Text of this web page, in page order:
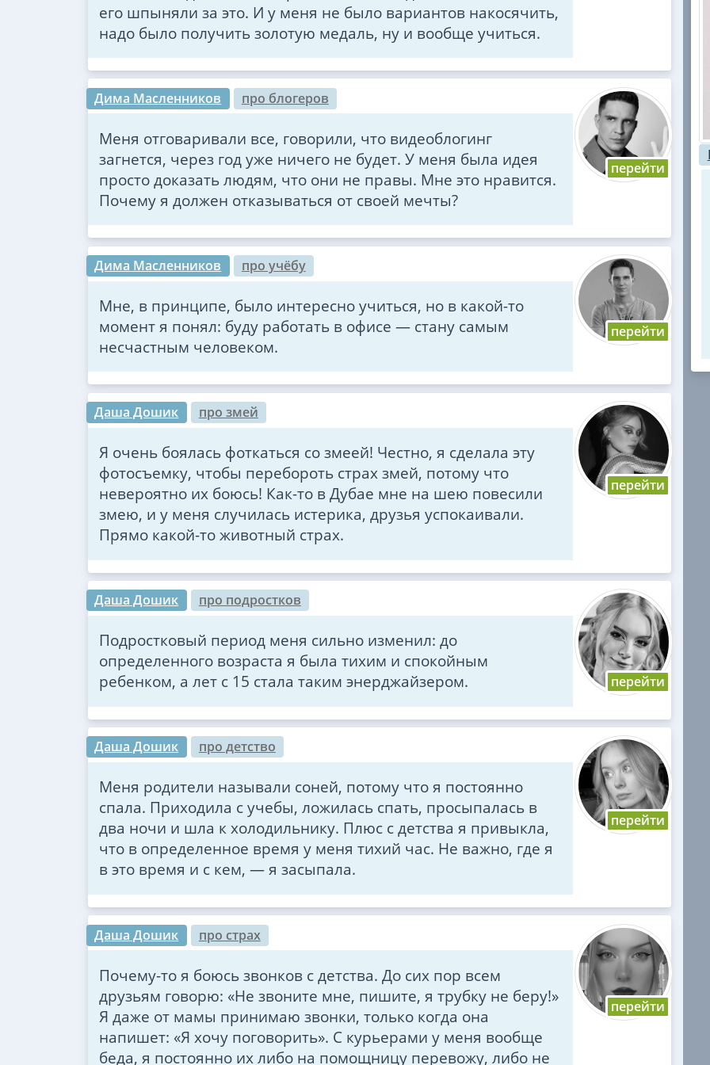
его шпыняли за это. И у меня не было вариантов накосячить,
надо было получить золотую медаль, ну и вообще учиться.
Дима Масленников про блогеров
Меня отговаривали все, говорили, что видеоблогинг
загнется, через год уже ничего не будет. У меня была идея
просто доказать людям, что они не правы. Мне это нравится.
Почему я должен отказываться от своей мечты?
Дима Масленников про учёбу
Мне, в принципе, было интересно учиться, но в какой-то
момент я понял: буду работать в офисе — стану самым
несчастным человеком.
Даша Дошик про змей
Я очень боялась фоткаться со змеей! Честно, я сделала эту
фотосъемку, чтобы перебороть страх змей, потому что
невероятно их боюсь! Как-то в Дубае мне на шею повесили
змею, и у меня случилась истерика, друзья успокаивали.
Прямо какой-то животный страх.
Даша Дошик про подростков
Подростковый период меня сильно изменил: до
определенного возраста я была тихим и спокойным
ребенком, а лет с 15 стала таким энерджайзером.
Даша Дошик про детство
Меня родители называли соней, потому что я постоянно
спала. Приходила с учебы, ложилась спать, просыпалась в
два ночи и шла к холодильнику. Плюс с детства я привыкла,
что в определенное время у меня тихий час. Не важно, где я
в это время и с кем, — я засыпала.
Даша Дошик про страх
Почему-то я боюсь звонков с детства. До сих пор всем
друзьям говорю: «Не звоните мне, пишите, я трубку не беру!»
Я даже от мамы принимаю звонки, только когда она
напишет: «Я хочу поговорить». С курьерами у меня вообще
беда, я постоянно их либо на помощницу перевожу, либо не